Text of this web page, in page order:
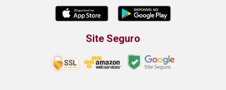
Site Seguro